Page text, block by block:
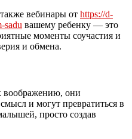
вебинары от https://d-
sadu вашему ребенку — это
моменты соучастия и
и обмена.
воображению, они
и могут превратиться в
просто создав